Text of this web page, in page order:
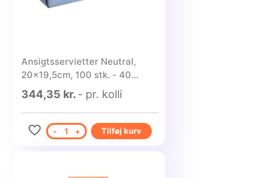
Ansigtsservietter Neutral,
20x19,5cm, 100 stk. - 40
pakker
344,35 kr. - pr. kolli
- 1 + Tilføj kurv